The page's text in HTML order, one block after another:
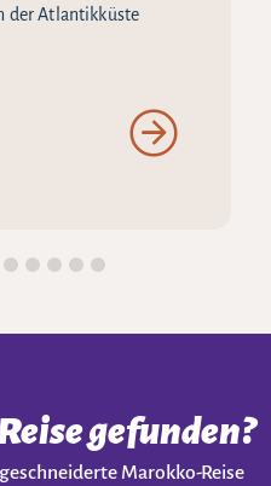
der Atlantikküste
gefunden?
Marokko-Reise